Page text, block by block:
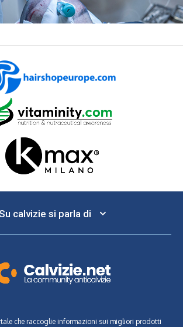
calvizie si parla di
che raccoglie informazioni sui migliori prodotti